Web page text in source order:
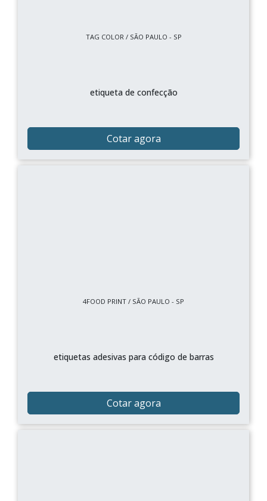
TAG COLOR / SÃO PAULO - SP
etiqueta de confecção
Cotar agora
4FOOD PRINT / SÃO PAULO - SP
etiquetas adesivas para código de barras
Cotar agora